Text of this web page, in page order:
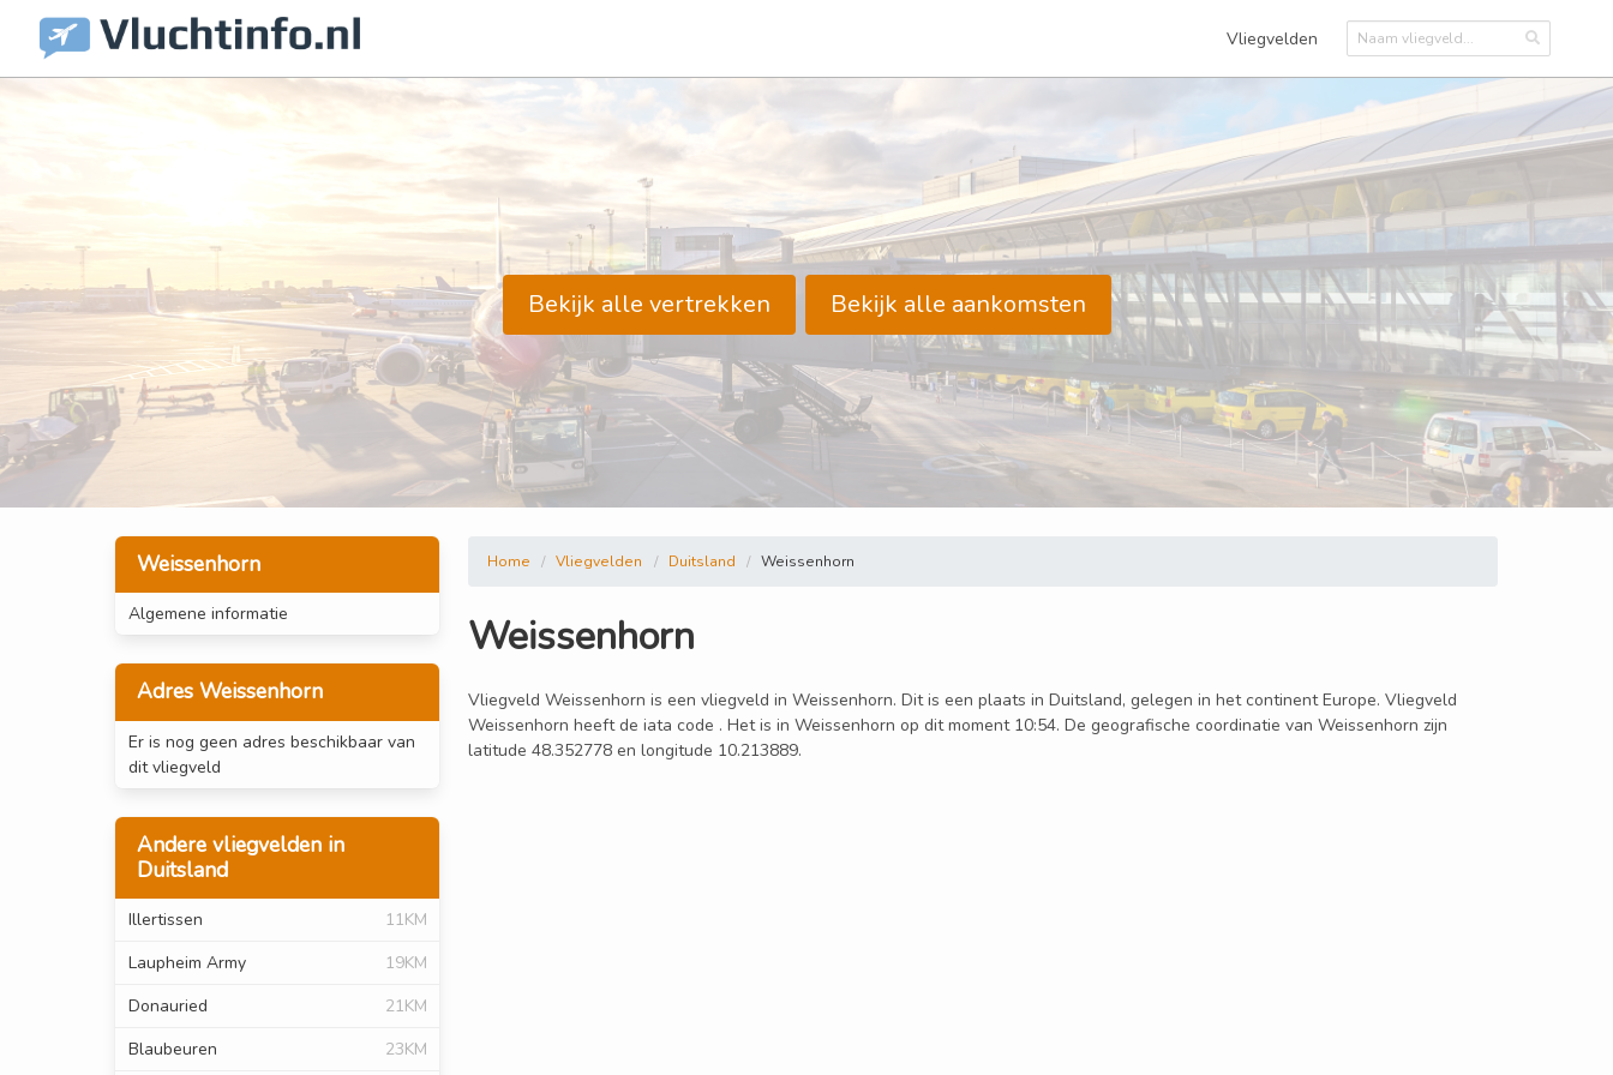
Vliegvelden
Bekijk alle vertrekken Bekijk alle aankomsten
Weissenhorn
Algemene informatie
Adres Weissenhorn
Er is nog geen adres beschikbaar van
dit vliegveld
Andere vliegvelden in
Duitsland
Illertissen
11KM
Laupheim Army
19KM
Donauried
21KM
Blaubeuren
23KM
Home Vliegvelden Duitsland Weissenhorn
Weissenhorn
Vliegveld Weissenhorn is een vliegveld in Weissenhorn. Dit is een plaats in Duitsland, gelegen in het continent Europe. Vliegveld
Weissenhorn heeft de iata code . Het is in Weissenhorn op dit moment 10:54. De geografische coordinatie van Weissenhorn zijn
latitude 48.352778 en longitude 10.213889.